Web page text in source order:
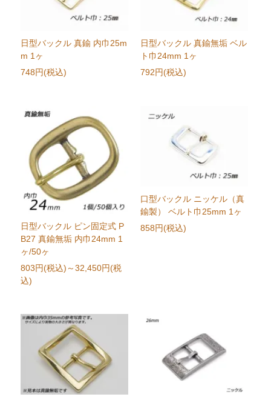
日型バックル 真鍮 内巾25m
m 1ヶ
748円(税込)
日型バックル 真鍮無垢 ベル
ト巾24mm 1ヶ
792円(税込)
日型バックル ピン固定式 P
B27 真鍮無垢 内巾24mm 1
ヶ/50ヶ
803円(税込) ～32,450円(税
込)
口型バックル ニッケル（真
鍮製） ベルト巾25mm 1ヶ
858円(税込)